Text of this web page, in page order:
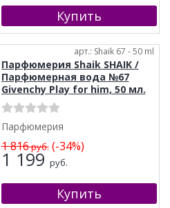
арт.: Shaik 67 - 50 ml
Парфюмерия Shaik SHAIK /
Парфюмерная вода №67
Givenchy Play for him, 50 мл.
Парфюмерия
1 816руб.(-34%)
1 199 руб.